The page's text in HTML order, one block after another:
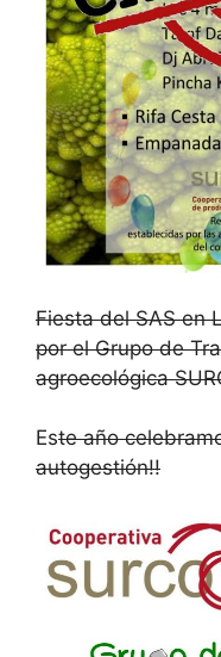
Fiesta del SAS en
por el Grupo de
agroecológica
Este año
autogestión!!